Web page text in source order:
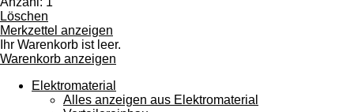
Löschen
Merkzettel anzeigen
Ihr Warenkorb ist leer.
Warenkorb anzeigen
Elektromaterial
Alles anzeigen aus Elektromaterial